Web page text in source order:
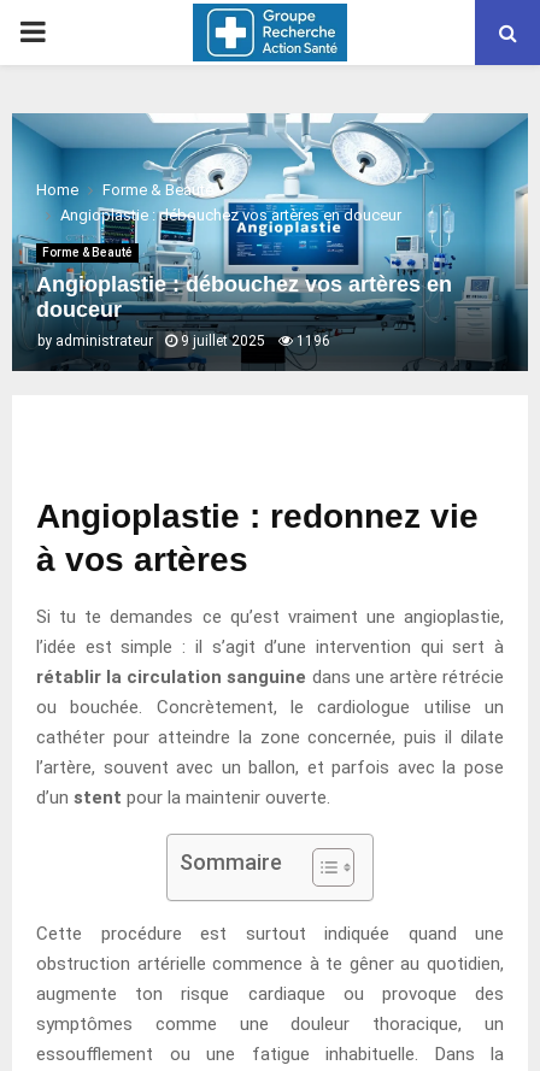
PRIMARY
Home
Forme & Beauté
Angioplastie : débouchez vos artères en douceur
Forme & Beauté
Angioplastie : débouchez vos artères en
douceur
by administrateur 9 juillet 2025 1196
Angioplastie : redonnez vie
à vos artères
Si tu te demandes ce qu’est vraiment une angioplastie,
l’idée est simple : il s’agit d’une intervention qui sert à
rétablir la circulation sanguine dans une artère rétrécie
ou bouchée. Concrètement, le cardiologue utilise un
cathéter pour atteindre la zone concernée, puis il dilate
l’artère, souvent avec un ballon, et parfois avec la pose
d’un stent pour la maintenir ouverte.
Sommaire
Cette procédure est surtout indiquée quand une
obstruction artérielle commence à te gêner au quotidien,
augmente ton risque cardiaque ou provoque des
symptômes comme une douleur thoracique, un
essoufflement ou une fatigue inhabituelle. Dans la